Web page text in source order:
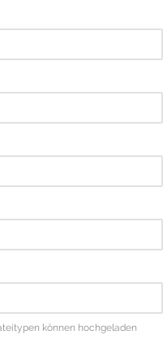
können hochgeladen